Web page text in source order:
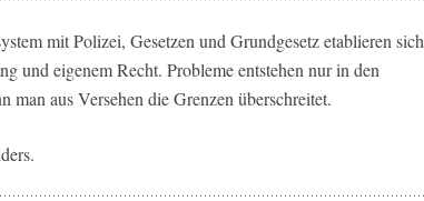
mit Polizei, Gesetzen und Grundgesetz etablieren sich
und eigenem Recht. Probleme entstehen nur in den
man aus Versehen die Grenzen überschreitet.